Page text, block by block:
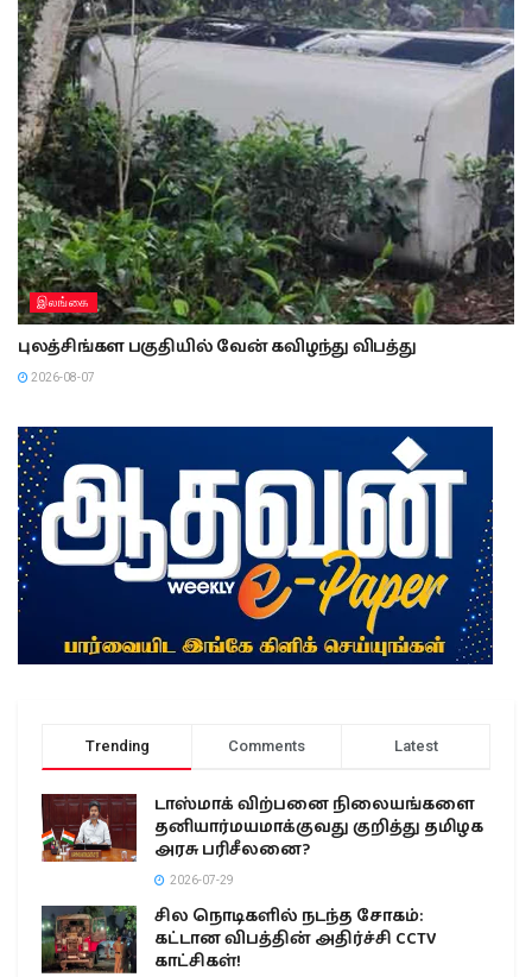
இலங்கை
புலத்சிங்கள பகுதியில் வேன் கவிழந்து விபத்து
2026-08-07
Trending Comments Latest
டாஸ்மாக் விற்பனை நிலையங்களை
தனியார்மயமாக்குவது குறித்து தமிழக
அரசு பரிசீலனை?
2026-07-29
சில நொடிகளில் நடந்த சோகம்:
கட்டான விபத்தின் அதிர்ச்சி CCTV
காட்சிகள்!